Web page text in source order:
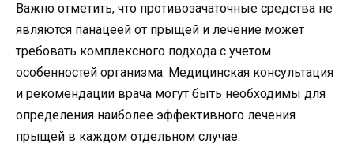
Важно отметить, что противозачаточные средства не
являются панацеей от прыщей и лечение может
требовать комплексного подхода с учетом
особенностей организма. Медицинская консультация
и рекомендации врача могут быть необходимы для
определения наиболее эффективного лечения
прыщей в каждом отдельном случае.